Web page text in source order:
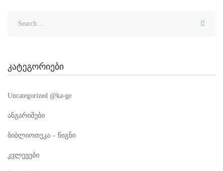
კატეგორიები
Uncategorized @ka-ge
ანგარიშები
ბიბლიოთეკა – წიგნი
კვლევები